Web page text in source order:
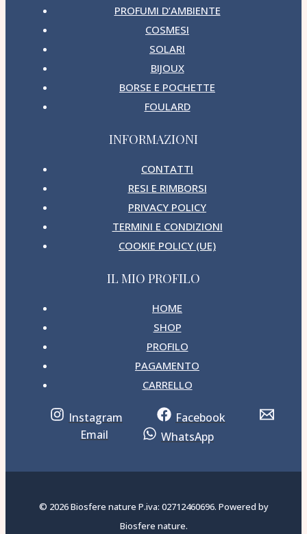
PROFUMI D’AMBIENTE
COSMESI
SOLARI
BIJOUX
BORSE E POCHETTE
FOULARD
INFORMAZIONI
CONTATTI
RESI E RIMBORSI
PRIVACY POLICY
TERMINI E CONDIZIONI
COOKIE POLICY (UE)
IL MIO PROFILO
HOME
SHOP
PROFILO
PAGAMENTO
CARRELLO
Instagram
Facebook
Email
WhatsApp
© 2026 Biosfere nature P.iva: 02712460696. Powered by
Biosfere nature.